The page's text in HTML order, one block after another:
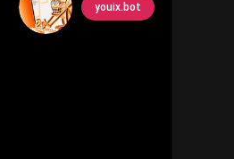
youix.bot